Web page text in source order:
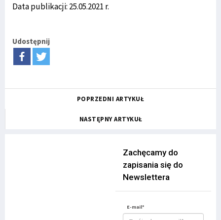
Data publikacji: 25.05.2021 r.
Udostępnij
POPRZEDNI ARTYKUŁ
NASTĘPNY ARTYKUŁ
Zachęcamy do
zapisania się do
Newslettera
E-mail*